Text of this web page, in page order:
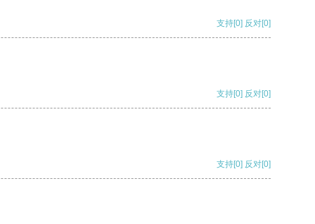
支持[0] 反对[0]
支持[0] 反对[0]
支持[0] 反对[0]